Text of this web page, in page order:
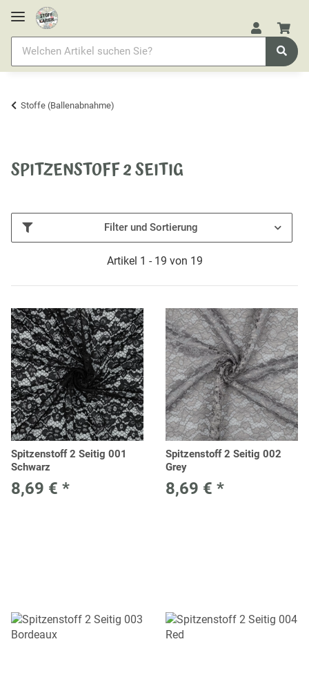
Stoffe (Ballenabnahme)
SPITZENSTOFF 2 SEITIG
Filter und Sortierung
Artikel 1 - 19 von 19
Spitzenstoff 2 Seitig 001
Schwarz
8,69 € *
Spitzenstoff 2 Seitig 002
Grey
8,69 € *